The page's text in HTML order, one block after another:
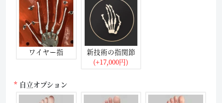
ワイヤー指
新技術の指関節
(+17,000円)
自立オプション